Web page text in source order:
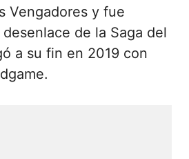
Vengadores y fue
de la Saga del
a su fin en 2019 con